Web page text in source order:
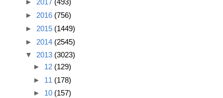
► 2017 (493)
► 2016 (756)
► 2015 (1449)
► 2014 (2545)
▼ 2013 (3023)
► 12 (129)
► 11 (178)
► 10 (157)